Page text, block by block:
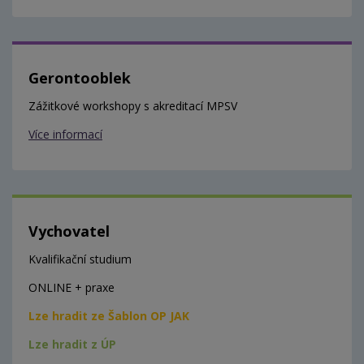
Gerontooblek
Zážitkové workshopy s akreditací MPSV
Více informací
Vychovatel
Kvalifikační studium
ONLINE + praxe
Lze hradit ze Šablon OP JAK
Lze hradit z ÚP